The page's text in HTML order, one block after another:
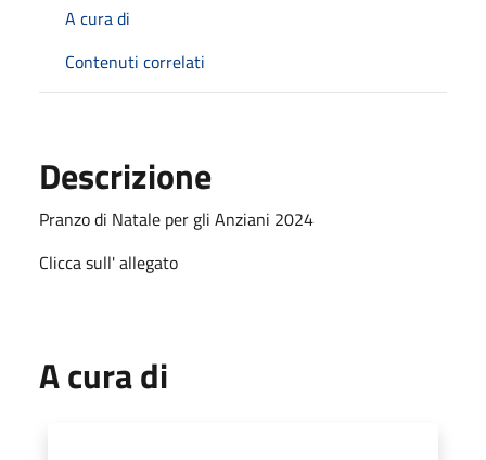
A cura di
Contenuti correlati
Descrizione
Pranzo di Natale per gli Anziani 2024
Clicca sull' allegato
A cura di